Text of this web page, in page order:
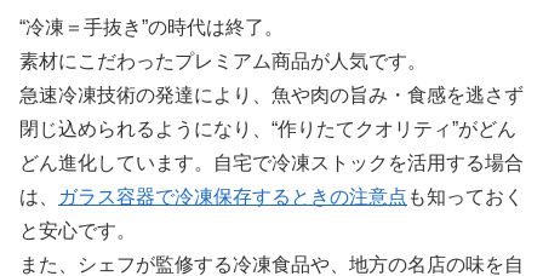
“冷凍＝手抜き”の時代は終了。
素材にこだわったプレミアム商品が人気です。
急速冷凍技術の発達により、魚や肉の旨み・食感を逃さず
閉じ込められるようになり、“作りたてクオリティ”がどん
どん進化しています。自宅で冷凍ストックを活用する場合
は、
ガラス容器で冷凍保存するときの注意点 も知っておく
と安心です。
また、シェフが監修する冷凍食品や、地方の名店の味を自